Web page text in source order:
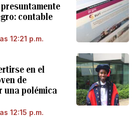
contable
12:21 p.m.
en el
de
una polémica
12:15 p.m.